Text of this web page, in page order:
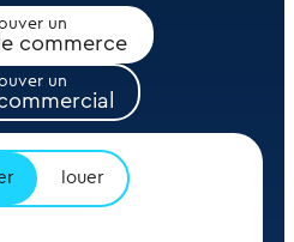
un
commerce
un
louer